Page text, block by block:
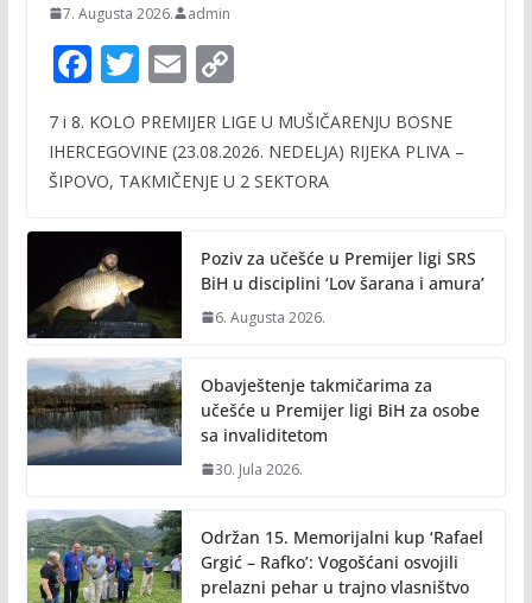
7. Augusta 2026. admin
F
e
b
o
k
T
itt
er
E
ai
l
C
p
y
n
k
7 i 8. KOLO PREMIJER LIGE U MUŠIČARENJU BOSNE
IHERCEGOVINE (23.08.2026. NEDELJA) RIJEKA PLIVA –
ŠIPOVO, TAKMIČENJE U 2 SEKTORA
Poziv za učešće u Premijer ligi SRS
BiH u disciplini ‘Lov šarana i amura’
6. Augusta 2026.
Obavještenje takmičarima za
učešće u Premijer ligi BiH za osobe
sa invaliditetom
30. Jula 2026.
Održan 15. Memorijalni kup ‘Rafael
Grgić – Rafko’: Vogošćani osvojili
prelazni pehar u trajno vlasništvo